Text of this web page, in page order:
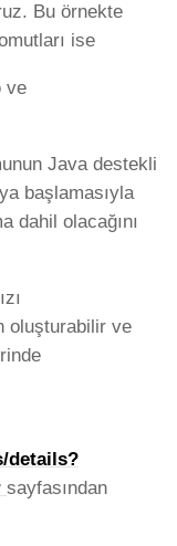
Bu örnekte
ise
ve
Java destekli
başlamasıyla
dahil olacağını
oluşturabilir ve
details?
sayfasından